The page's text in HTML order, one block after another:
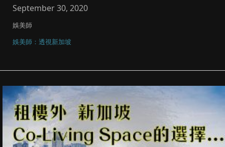
September 30, 2020
娛美師
娛美師：透視新加坡